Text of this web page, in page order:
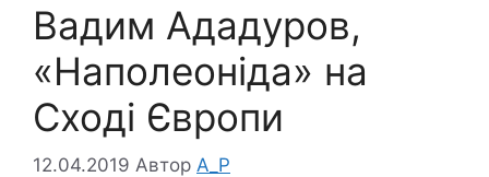
Вадим Ададуров,
«Наполеоніда» на
Сході Європи
12.04.2019 Автор A_P